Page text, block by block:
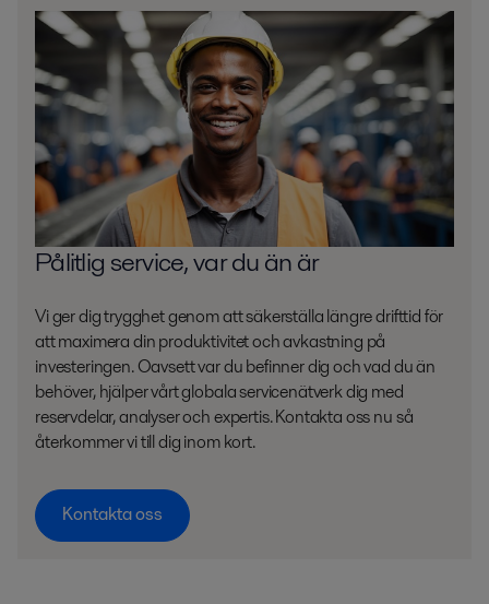
Pålitlig service, var du än är
Vi ger dig trygghet genom att säkerställa längre drifttid för
att maximera din produktivitet och avkastning på
investeringen. Oavsett var du befinner dig och vad du än
behöver, hjälper vårt globala servicenätverk dig med
reservdelar, analyser och expertis. Kontakta oss nu så
återkommer vi till dig inom kort.
Kontakta oss